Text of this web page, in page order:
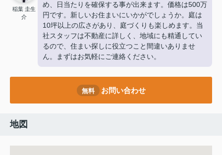
稲葉 圭生
介
め、日当たりを確保する事が出来ます。価格は500万
円です。新しいお住まいにいかがでしょうか。庭は
10坪以上の広さがあり、庭づくりも楽しめます。当
社スタッフは不動産に詳しく、地域にも精通してい
るので、住まい探しに役立つこと間違いありませ
ん。まずはお気軽にご連絡ください。
無料 お問い合わせ
地図